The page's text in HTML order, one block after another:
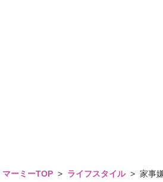
マーミーTOP > ライフスタイル>家事